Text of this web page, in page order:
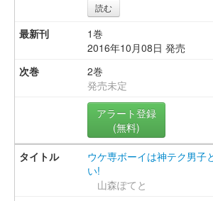
読む
1巻
2016年10月08日 発売
2巻
発売未定
アラート登録
(無料)
ウケ専ボーイは神テク男子
い!
山森ぽてと